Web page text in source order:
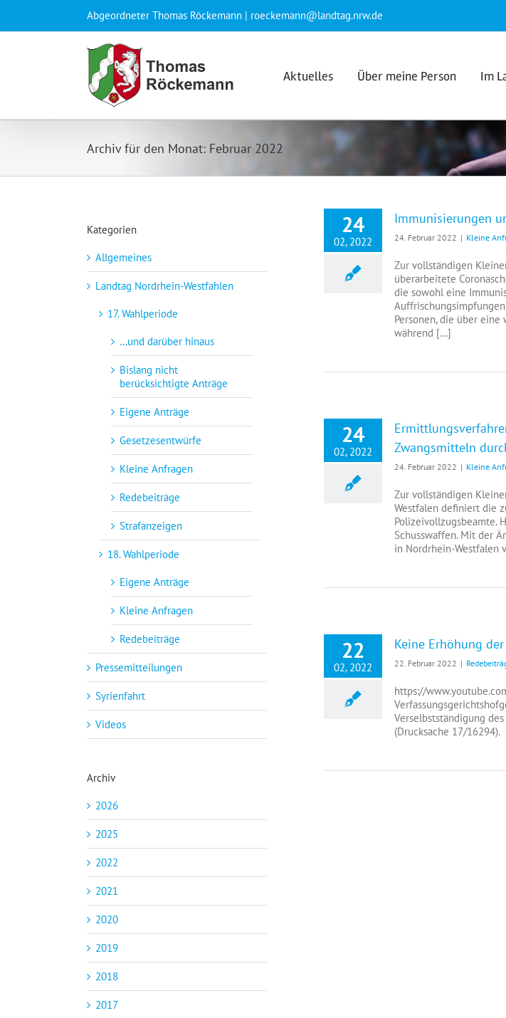
springen
Abgeordneter Thomas Röckemann | roeckemann@landtag.nrw.de
Aktuelles Über meine Person Im
Archiv für den Monat: Februar 2022
24
02, 2022
Immunisierungen
24. Februar 2022 | Kleine
Zur vollständigen
überarbeitete
die sowohl eine
Personen, die über
während [...]
24
02, 2022
Zwangsmitteln
24. Februar 2022 | Kleine
Zur vollständigen
Westfalen definiert die
Polizeivollzugsbeamte.
Schusswaffen. Mit der
in Nordrhein-Westfalen
22
02, 2022
Keine Erhöhung
22. Februar 2022 |
https://
Verselbstständigung
(Drucksache 17/16294).
Kategorien
Allgemeines
Landtag Nordrhein-Westfahlen
17. Wahlperiode
…und darüber hinaus
Bislang nicht
berücksichtigte Anträge
Eigene Anträge
Gesetzesentwürfe
Kleine Anfragen
Redebeiträge
Strafanzeigen
18. Wahlperiode
Eigene Anträge
Kleine Anfragen
Redebeiträge
Pressemitteilungen
Syrienfahrt
Videos
Archiv
2026
2025
2022
2021
2020
2019
2018
2017